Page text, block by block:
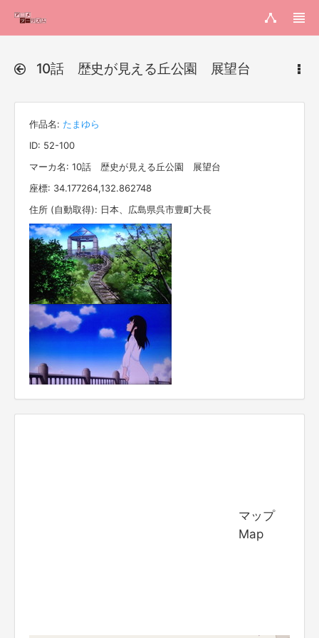
10話 歴史が見える丘公園 展望台
作品名: たまゆら
ID: 52-100
マーカ名: 10話 歴史が見える丘公園 展望台
座標: 34.177264,132.862748
住所 (自動取得): 日本、広島県呉市豊町大長
マップ
Map